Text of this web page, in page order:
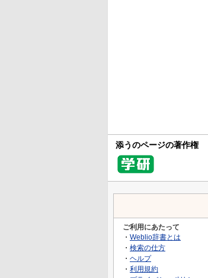
添うのページの著作権
ご利用にあたって
・ Weblio辞書とは
・ 検索の仕方
・ ヘルプ
・ 利用規約